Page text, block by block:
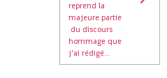
reprend la
majeure partie
du discours
hommage que
j’ai rédigé...